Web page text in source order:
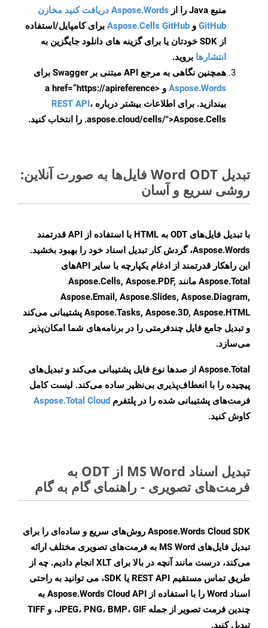
منبع Java را از
Aspose.Words دریافت کنید مخازن
GitHub و Aspose.Cells GitHub برای کامپایل/استفاده
از SDK خودتان یا برای گزینه های دانلود جایگزین به
انتشارها بروید.
همچنین نگاهی به مرجع API مبتنی بر Swagger برای
Aspose.Words
و <a href=“https://apireference
بیندازید. برای اطلاعات بیشتر درباره REST API،
.aspose.cloud/cells/">Aspose.Cells را انتخاب کنید.
تبدیل Word ODT فایل‌ها به صورت آنلاین:
روشی سریع و آسان
با تبدیل فایل‌های ODT به HTML با استفاده از API قدرتمند
Aspose.Words، گردش کار تبدیل اسناد خود را بهبود بخشید.
این راهکار قدرتمند از ادغام یکپارچه با سایر APIهای
Aspose.Total مانند Aspose.Cells, Aspose.PDF,
Aspose.Email, Aspose.Slides, Aspose.Diagram,
Aspose.Tasks, Aspose.3D, Aspose.HTML پشتیبانی می‌کند
و تبدیل جامع فایل چندفرمتی را در برنامه‌های شما امکان‌پذیر
می‌سازد.
Aspose.Total از صدها نوع فایل پشتیبانی می‌کند و تبدیل‌های
پیچیده را با انعطاف‌پذیری بی‌نظیر ساده می‌کند. لیست کامل
فرمت‌های پشتیبانی شده را در پلتفرم Aspose.Total Cloud
کاوش کنید.
تبدیل اسناد MS Word از ODT به
فرمت‌های تصویری - راهنمای گام به گام
Aspose.Words Cloud SDK روش‌های سریع و ساده‌ای را برای
تبدیل فایل‌های MS Word به فرمت‌های تصویری مختلف ارائه
می‌کند، درست مانند آنچه در بالا برای XLT انجام دادیم. چه از
طریق تماس مستقیم REST API یا SDK، می توانید به راحتی
اسناد Word را با استفاده از Aspose.Words Cloud API به
چندین فرمت تصویر از جمله JPEG، PNG، BMP، GIF، و TIFF
تبدیل کنید.